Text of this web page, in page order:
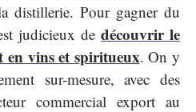
distillerie. Pour gagner du
judicieux de découvrir le
en vins et spiritueux. On y
sur-mesure, avec des
commercial export au